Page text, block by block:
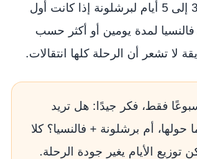
لذلك ننصح بتخصيص 3 إلى 5 أيام لبرشلونة إذا كانت أول
فالنسيا لمدة يومين أو أكثر حسب
لا تشعر أن الرحلة كلها انتقالات.
فقط، فكر جيدًا: هل تريد
حولها، أم برشلونة + فالنسيا؟ كلا
توزيع الأيام يغير جودة الرحلة.